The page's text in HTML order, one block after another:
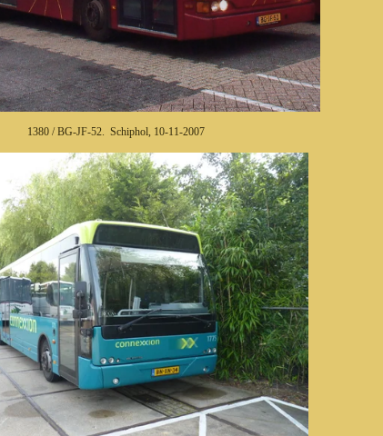
1380 / BG-JF-52. Schiphol, 10-11-2007